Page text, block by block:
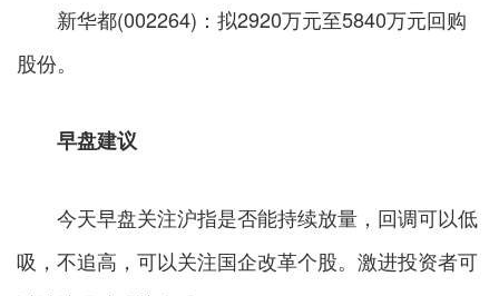
新华都(002264)：拟2920万元至5840万元回购
股份。
早盘建议
今天早盘关注沪指是否能持续放量，回调可以低
吸，不追高，可以关注国企改革个股。激进投资者可